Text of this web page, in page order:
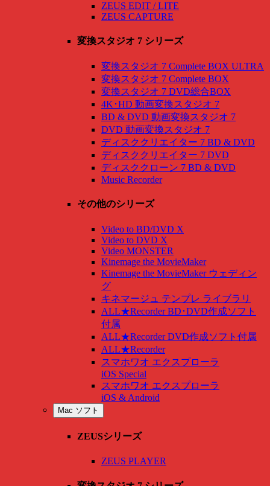
ZEUS EDIT / LITE
ZEUS CAPTURE
変換スタジオ 7 シリーズ
変換スタジオ 7 Complete BOX ULTRA
変換スタジオ 7 Complete BOX
変換スタジオ 7 DVD総合BOX
4K･HD 動画変換スタジオ 7
BD & DVD 動画変換スタジオ 7
DVD 動画変換スタジオ 7
ディスククリエイター 7 BD & DVD
ディスククリエイター 7 DVD
ディスククローン 7 BD & DVD
Music Recorder
その他のシリーズ
Video to BD/DVD X
Video to DVD X
Video MONSTER
Kinemage the MovieMaker
Kinemage the MovieMaker ウェディン
グ
キネマージュ テンプレ ライブラリ
ALL★Recorder BD･DVD作成ソフト
付属
ALL★Recorder DVD作成ソフト付属
ALL★Recorder
スマホワオ エクスプローラ
iOS Special
スマホワオ エクスプローラ
iOS & Android
Mac ソフト
ZEUSシリーズ
ZEUS PLAYER